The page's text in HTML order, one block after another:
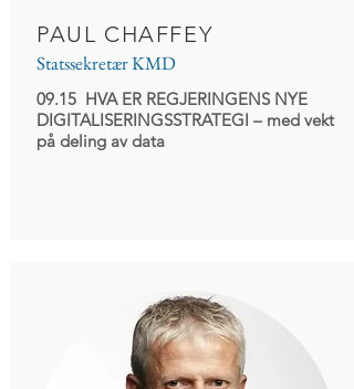
PAUL CHAFFEY
Statssekretær KMD
09.15 HVA ER REGJERINGENS NYE
DIGITALISERINGSSTRATEGI – med vekt
på deling av data